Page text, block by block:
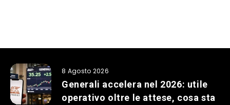
8 Agosto 2026
Generali accelera nel 2026: utile
operativo oltre le attese, cosa sta